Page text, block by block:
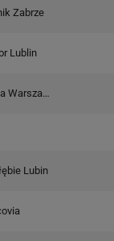
Zabrze
Lublin
Legia Warszawa
Lubin